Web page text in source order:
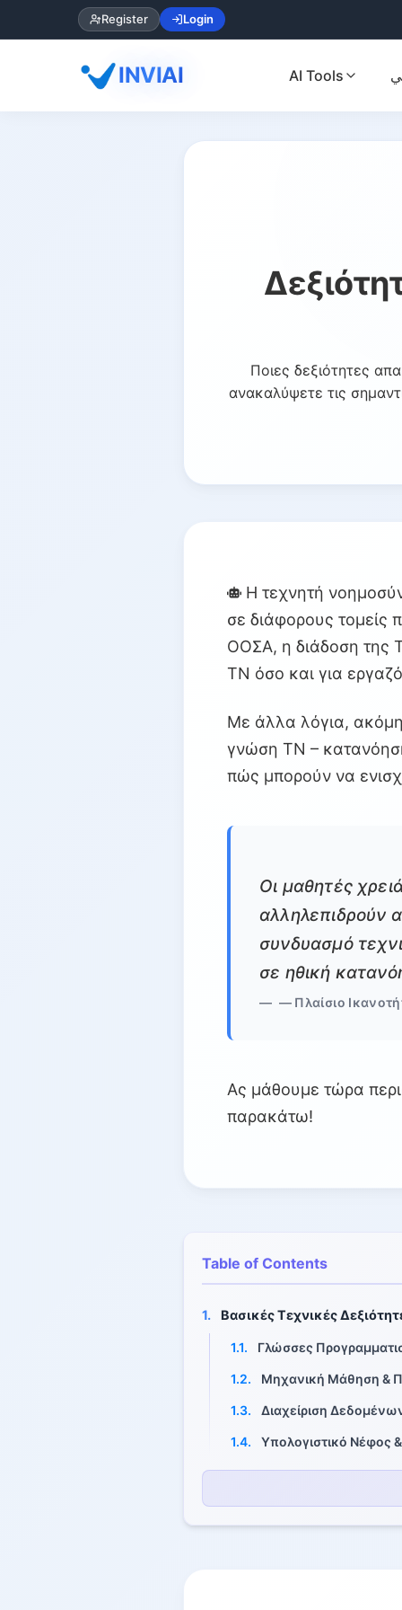
Register Login
INVIAI AI Tools
Ποιες δεξιότητες
ανακαλύψετε τις
Η τεχνητή
σε διάφορους τομείς
ΟΟΣΑ, η διάδοση της
ΤΝ όσο και για
Με άλλα λόγια, ακόμη
γνώση ΤΝ –
πώς μπορούν να
Οι μαθητές
αλληλεπιδρούν
συνδυασμό
σε ηθική
— Πλαίσιο
Ας μάθουμε τώρα
παρακάτω!
Table of Contents
1. Βασικές Τεχνικές
1.1. Γλώσσες
1.2. Μηχανική Μάθηση &
1.3. Διαχείριση
1.4. Υπολογιστικό Νέφος
2. Μαθηματικές και
2.1. Στατιστική και